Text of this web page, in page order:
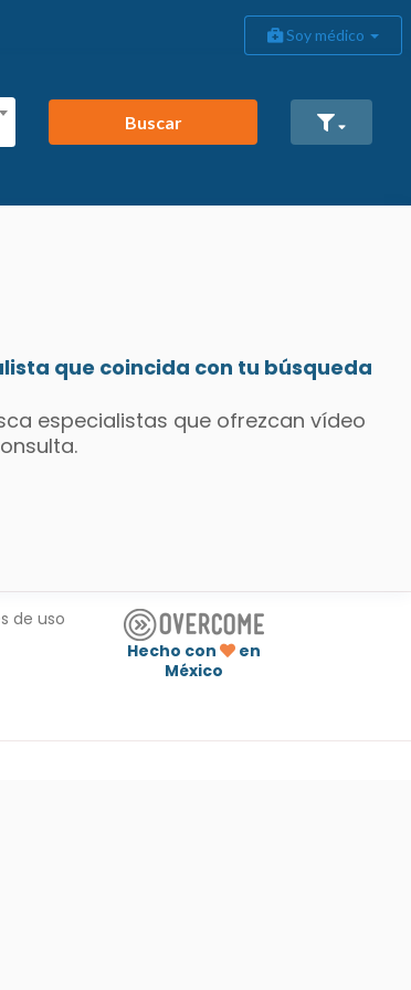
Soy médico
Buscar
que coincida con tu búsqueda
especialistas que ofrezcan vídeo
de uso
Hecho con
en
México